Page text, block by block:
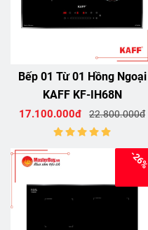
Bếp 01 Từ 01 Hồng Ngoại
KAFF KF-IH68N
17.100.000đ 22.800.000đ
-26%